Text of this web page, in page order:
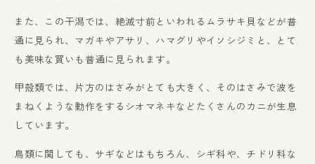
また、この干潟では、絶滅寸前といわれるムラサキ貝などが普
通に見られ、マガキやアサリ、ハマグリやイソシジミと、とて
も美味な買いも普通に見られます。
甲殻類では、片方のはさみがとても大きく、そのはさみで波を
まねくような動作をするシオマネキなどたくさんのカニが生息
しています。
鳥類に関しても、サギなどはもちろん、シギ科や、チドリ科な